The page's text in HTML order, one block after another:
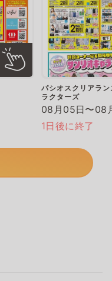
パシオスクリアラ
ラクターズ
08月05日〜08
1日後に終了